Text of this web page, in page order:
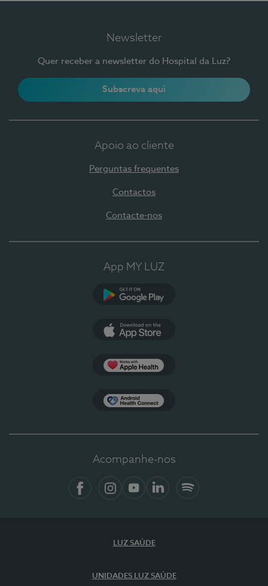
Newsletter
Quer receber a newsletter do Hospital da Luz?
Subscreva aqui
Apoio ao cliente
Perguntas frequentes
Contactos
Contacte-nos
App MY LUZ
Acompanhe-nos
LUZ SAÚDE
UNIDADES LUZ SAÚDE